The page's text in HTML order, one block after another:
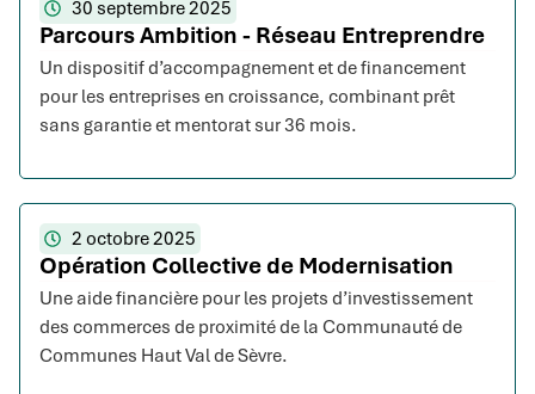
30 septembre 2025
Parcours Ambition - Réseau Entreprendre
Un dispositif d’accompagnement et de financement
pour les entreprises en croissance, combinant prêt
sans garantie et mentorat sur 36 mois.
2 octobre 2025
Opération Collective de Modernisation
Une aide financière pour les projets d’investissement
des commerces de proximité de la Communauté de
Communes Haut Val de Sèvre.